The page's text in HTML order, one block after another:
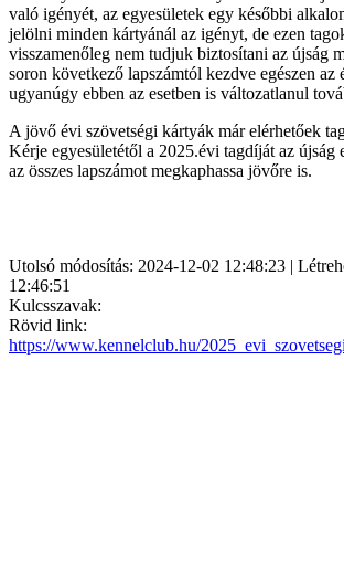
való igényét, az egyesületek egy későbbi
jelölni minden kártyánál az igényt, de ezen
visszamenőleg nem tudjuk biztosítani az újság
soron következő lapszámtól kezdve egészen az
ugyanúgy ebben az esetben is változatlanul
A jövő évi szövetségi kártyák már elérhetőek
Kérje egyesületétől a 2025.évi tagdíját az újság
az összes lapszámot megkaphassa jövőre is.
Utolsó módosítás: 2024-12-02 12:48:23 |
12:46:51
Kulcsszavak:
Rövid link:
https://www.kennelclub.hu/